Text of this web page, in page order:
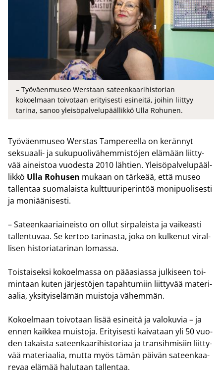
– Työväenmuseo Werstaan sateenkaarihistorian
kokoelmaan toivotaan erityisesti esineitä, joihin liittyy
tarina, sanoo yleisöpalvelupäällikkö Ulla Rohunen.
Työ­väen­museo Werstas Tam­pe­reel­la on ke­rän­nyt
seksuaali-​ ja su­ku­puo­li­vä­hem­mis­tö­jen elä­mään liit­ty­
vää ai­neis­toa vuo­des­ta 2010 läh­tien. Ylei­sö­pal­ve­lu­pääl­
lik­kö Ulla Ro­husen mu­kaan on tär­ke­ää, että museo
tal­len­taa suo­ma­lais­ta kult­tuu­ri­pe­rin­töä mo­ni­puo­li­ses­ti
ja mo­ni­ää­ni­ses­ti.
– Sa­teen­kaa­riai­neis­to on ollut sir­pa­leis­ta ja vai­keas­ti
tal­len­tu­vaa. Se ker­too ta­ri­nas­ta, joka on kul­ke­nut vi­ral­
li­sen his­to­ria­ta­ri­nan lo­mas­sa.
Tois­tai­sek­si ko­koel­mas­sa on pää­asias­sa jul­ki­seen toi­
min­taan kuten jär­jes­tö­jen ta­pah­tu­miin liit­ty­vää ma­te­ri­
aa­lia, yk­si­tyi­se­lä­män muis­to­ja vä­hem­män.
Ko­koel­maan toi­vo­taan lisää esi­nei­tä ja va­lo­ku­via – ja
ennen kaik­kea muis­to­ja. Eri­tyi­ses­ti kai­va­taan yli 50 vuo­
den ta­kais­ta sa­teen­kaa­ri­his­to­ri­aa ja tran­sih­mi­siin liit­ty­
vää ma­te­ri­aa­lia, mutta myös tämän päi­vän sa­teen­kaa­
re­vaa elä­mää ha­lu­taan tal­len­taa.